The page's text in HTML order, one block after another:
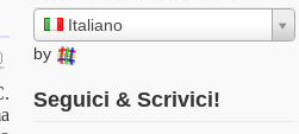
Italiano
by
Seguici & Scrivici!